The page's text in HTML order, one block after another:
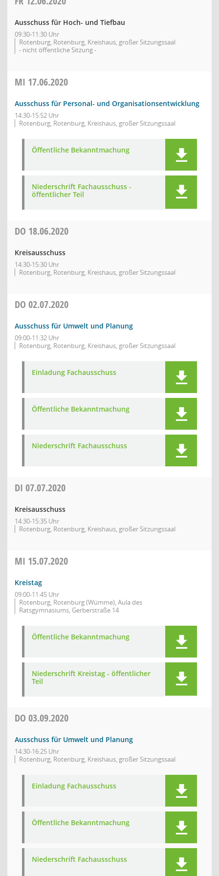
Ausschuss für Hoch- und Tiefbau
09:30-11:30 Uhr
Rotenburg, Rotenburg, Kreishaus, großer Sitzungssaal
- nicht öffentliche Sitzung -
MI 17.06.2020
Ausschuss für Personal- und Organisationsentwicklung
14:30-15:52 Uhr
Rotenburg, Rotenburg, Kreishaus, großer Sitzungssaal
Öffentliche Bekanntmachung
Niederschrift Fachausschuss -
öffentlicher Teil
DO 18.06.2020
Kreisausschuss
14:30-15:30 Uhr
Rotenburg, Rotenburg, Kreishaus, großer Sitzungssaal
DO 02.07.2020
Ausschuss für Umwelt und Planung
09:00-11:32 Uhr
Rotenburg, Rotenburg, Kreishaus, großer Sitzungssaal
Einladung Fachausschuss
Öffentliche Bekanntmachung
Niederschrift Fachausschuss
DI 07.07.2020
Kreisausschuss
14:30-15:35 Uhr
Rotenburg, Rotenburg, Kreishaus, großer Sitzungssaal
MI 15.07.2020
Kreistag
09:00-11:45 Uhr
Rotenburg, Rotenburg (Wümme), Aula des
Ratsgymnasiums, Gerberstraße 14
Öffentliche Bekanntmachung
Niederschrift Kreistag - öffentlicher
Teil
DO 03.09.2020
Ausschuss für Umwelt und Planung
14:30-16:25 Uhr
Rotenburg, Rotenburg, Kreishaus, großer Sitzungssaal
Einladung Fachausschuss
Öffentliche Bekanntmachung
Niederschrift Fachausschuss